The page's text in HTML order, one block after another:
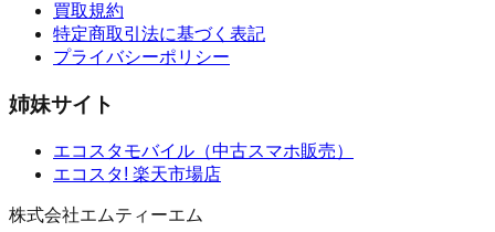
買取規約
特定商取引法に基づく表記
プライバシーポリシー
姉妹サイト
エコスタモバイル （中古スマホ販売）
エコスタ! 楽天市場店
株式会社エムティーエム